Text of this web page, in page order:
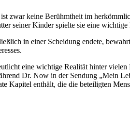
zwar keine Berühmtheit im
seiner Kinder spielte sie eine
in einer Scheidung endete,
eine wichtige Realität hinter
Dr. Now in der Sendung „Mein
Kapitel enthält, die die beteiligten